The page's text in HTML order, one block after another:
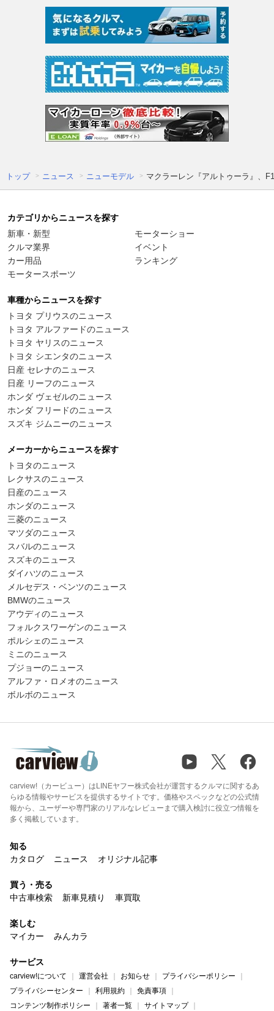
トップ ニュース ニューモデル マクラーレン『アルトゥーラ』、
カテゴリからニュースを探す
新車・新型
クルマ業界
カー用品
モータースポーツ
モーターショー
イベント
ランキング
車種からニュースを探す
トヨタ プリウスのニュース
トヨタ アルファードのニュース
トヨタ ヤリスのニュース
トヨタ シエンタのニュース
日産 セレナのニュース
日産 リーフのニュース
ホンダ ヴェゼルのニュース
ホンダ フリードのニュース
スズキ ジムニーのニュース
メーカーからニュースを探す
トヨタのニュース
レクサスのニュース
日産のニュース
ホンダのニュース
三菱のニュース
マツダのニュース
スバルのニュース
スズキのニュース
ダイハツのニュース
メルセデス・ベンツのニュース
BMWのニュース
アウディのニュース
フォルクスワーゲンのニュース
ポルシェのニュース
ミニのニュース
プジョーのニュース
アルファ・ロメオのニュース
ボルボのニュース
carview!（カービュー）はLINEヤフー株式会社が運営するクルマに関するあ
らゆる情報やサービスを提供するサイトです。価格やスペックなどの公式情
報から、ユーザーや専門家のリアルなレビューまで購入検討に役立つ情報を
多く掲載しています。
知る
カタログ
ニュース オリジナル記事
買う・売る
中古車検索
新車見積り 車買取
楽しむ
マイカー
みんカラ
サービス
carview!について 運営会社 お知らせ
プライバシーポリシー
プライバシーセンター
利用規約
免責事項
コンテンツ制作ポリシー
著者一覧 サイトマップ